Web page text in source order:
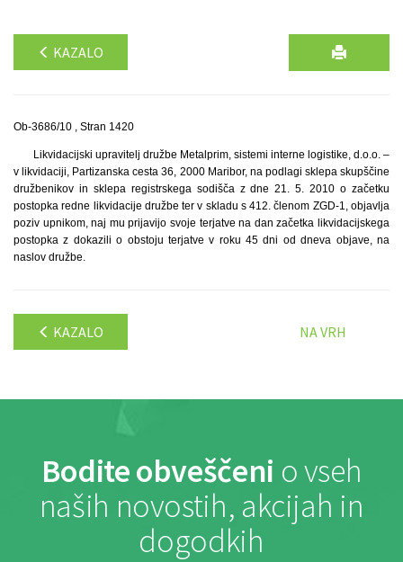
KAZALO
Ob-3686/10 , Stran 1420
Likvidacijski upravitelj družbe Metalprim, sistemi interne logistike, d.o.o. –
v likvidaciji, Partizanska cesta 36, 2000 Maribor, na podlagi sklepa skupščine
družbenikov in sklepa registrskega sodišča z dne 21. 5. 2010 o začetku
postopka redne likvidacije družbe ter v skladu s 412. členom ZGD-1, objavlja
poziv upnikom, naj mu prijavijo svoje terjatve na dan začetka likvidacijskega
postopka z dokazili o obstoju terjatve v roku 45 dni od dneva objave, na
naslov družbe.
KAZALO NA VRH
Bodite obveščeni o vseh
naših novostih, akcijah in
dogodkih